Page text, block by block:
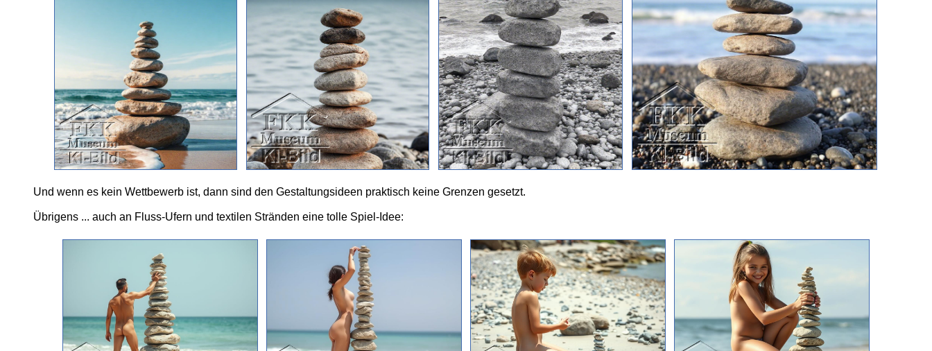
Und wenn es kein Wettbewerb ist, dann sind den Gestaltungsideen praktisch keine Grenzen gesetzt.
Übrigens ... auch an Fluss-Ufern und textilen Stränden eine tolle Spiel-Idee: